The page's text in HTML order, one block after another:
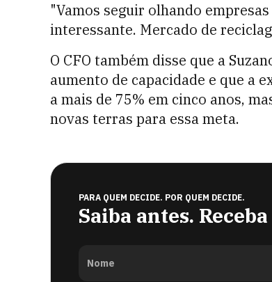
"Vamos seguir olhando
interessante. Mercado de
O CFO também disse que a
aumento de capacidade e que a
a mais de 75% em cinco anos,
novas terras para essa meta.
PARA QUEM DECIDE. POR QUEM DECIDE.
Saiba antes.
Nome